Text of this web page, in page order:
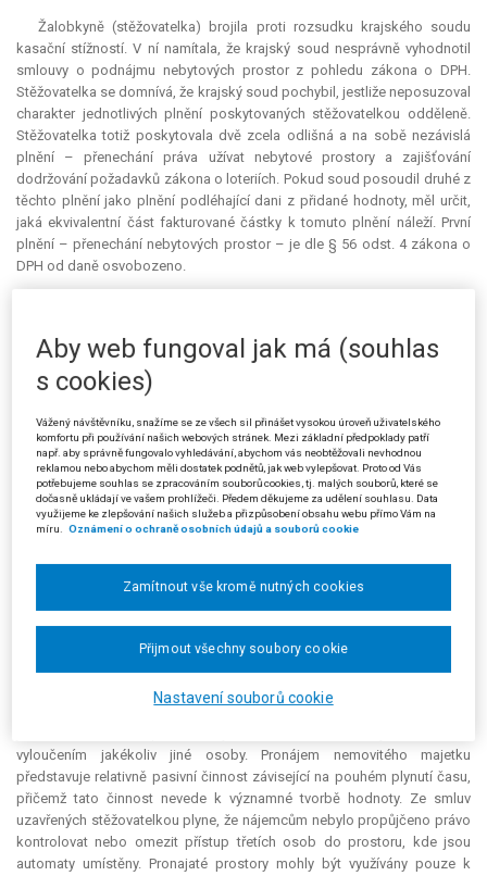
Žalobkyně (stěžovatelka) brojila proti rozsudku krajského soudu
kasační stížností. V ní namítala, že krajský soud nesprávně vyhodnotil
smlouvy o podnájmu nebytových prostor z pohledu zákona o DPH.
Stěžovatelka se domnívá, že krajský soud pochybil, jestliže neposuzoval
charakter jednotlivých plnění poskytovaných stěžovatelkou odděleně.
Stěžovatelka totiž poskytovala dvě zcela odlišná a na sobě nezávislá
plnění – přenechání práva užívat nebytové prostory a zajišťování
dodržování požadavků zákona o loteriích. Pokud soud posoudil druhé z
těchto plnění jako plnění podléhající dani z přidané hodnoty, měl určit,
jaká ekvivalentní část fakturované částky k tomuto plnění náleží. První
plnění – přenechání nebytových prostor – je dle § 56 odst. 4 zákona o
DPH od daně osvobozeno.
této otázce nevedl žádné dokazování (např. výslechy svědků). Soud
zcela popřel smysl uzavřené smlouvy, neboť bez jakékoliv opory v
provedeném dokazování tvrdil, že hlavním smyslem smlouvy bylo
Stěžovatelka žádným způsobem neomezovala své smluvní partnery v
právu užívat prostory, ti měli od provozovny klíče. Civilní právo umožňuje
tzv. společný nájem více osob, resp. podnájem za současného nájmu
jinou osobou, tedy nelze trvat na požadavku výlučnosti užívání
nebytových prostor ze strany nájemce.
DPH neobsahuje žádnou definici pojmu nájem. V porovnání s šestou
týkajících se daní z obratu – Společný systém daně z přidané hodnoty:
jednotný základ daně (77/388/EHS) (dále jen „šestá směrnice o DPH“)
tohoto pojmu vycházet z výkladových stanovisek Soudního dvora EU.
vyloučením jakékoliv jiné osoby. Pronájem nemovitého majetku
představuje relativně pasivní činnost závisející na pouhém plynutí času,
přičemž tato činnost nevede k významné tvorbě hodnoty. Ze smluv
uzavřených stěžovatelkou plyne, že nájemcům nebylo propůjčeno právo
kontrolovat nebo omezit přístup třetích osob do prostoru, kde jsou
automaty umístěny. Pronajaté prostory mohly být využívány pouze k
Aby web fungoval jak má (souhlas
s cookies)
Vážený návštěvníku, snažíme se ze všech sil přinášet vysokou úroveň uživatelského
komfortu při používání našich webových stránek. Mezi základní předpoklady patří
např. aby správně fungovalo vyhledávání, abychom vás neobtěžovali nevhodnou
reklamou nebo abychom měli dostatek podnětů, jak web vylepšovat. Proto od Vás
potřebujeme souhlas se zpracováním souborů cookies, tj. malých souborů, které se
dočasně ukládají ve vašem prohlížeči. Předem děkujeme za udělení souhlasu. Data
využijeme ke zlepšování našich služeb a přizpůsobení obsahu webu přímo Vám na
míru. Oznámení o ochraně osobních údajů a souborů cookie
Nastavení souborů cookie
Zamítnout vše kromě nutných cookies
Přijmout všechny soubory cookie